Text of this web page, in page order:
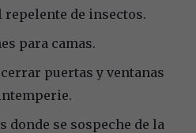
de insectos.
para camas.
puertas y ventanas
donde se sospeche de la